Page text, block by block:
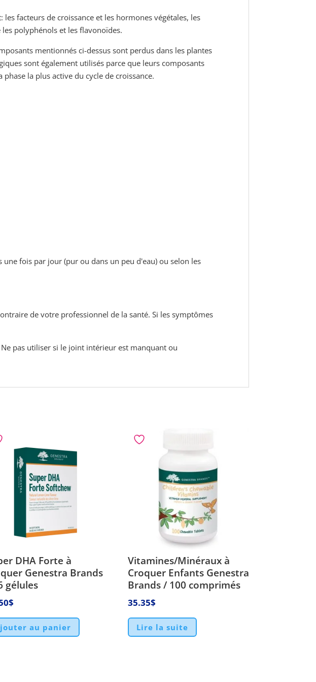
facteurs de croissance et les hormones végétales, les
polyphénols et les flavonoïdes.
mentionnés ci-dessus sont perdus dans les plantes
sont également utilisés parce que leurs composants
la plus active du cycle de croissance.
fois par jour (pur ou dans un peu d'eau) ou selon les
de votre professionnel de la santé. Si les symptômes
pas utiliser si le joint intérieur est manquant ou
DHA Forte à
Genestra Brands
gélules
$
au panier
Vitamines/Minéraux à
Croquer Enfants Genestra
Brands / 100 comprimés
35.35$
Lire la suite